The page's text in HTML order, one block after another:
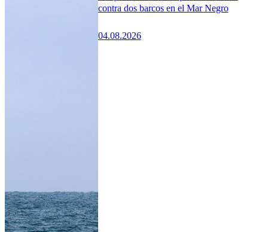
contra dos barcos en el Mar Negro
04.08.2026